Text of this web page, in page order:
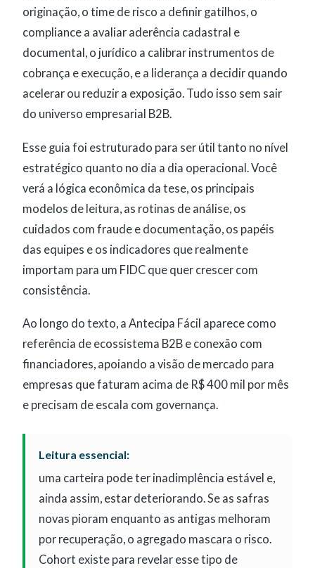
originação, o time de risco a definir gatilhos, o
compliance a avaliar aderência cadastral e
documental, o jurídico a calibrar instrumentos de
cobrança e execução, e a liderança a decidir quando
acelerar ou reduzir a exposição. Tudo isso sem sair
do universo empresarial B2B.
Esse guia foi estruturado para ser útil tanto no nível
estratégico quanto no dia a dia operacional. Você
verá a lógica econômica da tese, os principais
modelos de leitura, as rotinas de análise, os
cuidados com fraude e documentação, os papéis
das equipes e os indicadores que realmente
importam para um FIDC que quer crescer com
consistência.
Ao longo do texto, a Antecipa Fácil aparece como
referência de ecossistema B2B e conexão com
financiadores, apoiando a visão de mercado para
empresas que faturam acima de R$ 400 mil por mês
e precisam de escala com governança.
Leitura essencial:
uma carteira pode ter inadimplência estável e,
ainda assim, estar deteriorando. Se as safras
novas pioram enquanto as antigas melhoram
por recuperação, o agregado mascara o risco.
Cohort existe para revelar esse tipo de